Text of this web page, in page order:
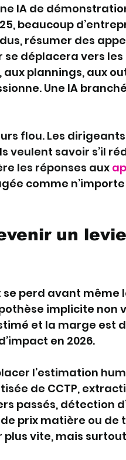
IA de
beaucoup
résumer des
se déplacera vers
aux plannings, aux
Une IA
flou. Les
veulent savoir s’il
les réponses aux
comme
un
perd avant même
implicite non
et la marge est
en 2026.
l’estimation
de CCTP,
passés, détection
prix matière ou de
vite, mais